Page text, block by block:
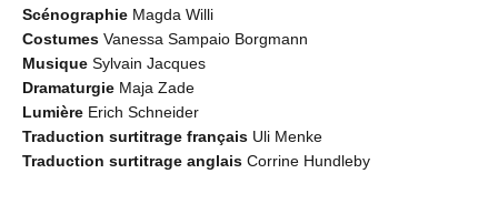
Scénographie Magda Willi
Costumes Vanessa Sampaio Borgmann
Musique Sylvain Jacques
Dramaturgie Maja Zade
Lumière Erich Schneider
Traduction surtitrage français Uli Menke
Traduction surtitrage anglais Corrine Hundleby